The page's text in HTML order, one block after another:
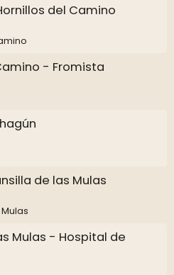
del Camino
- Fromista
de las Mulas
Mulas - Hospital de